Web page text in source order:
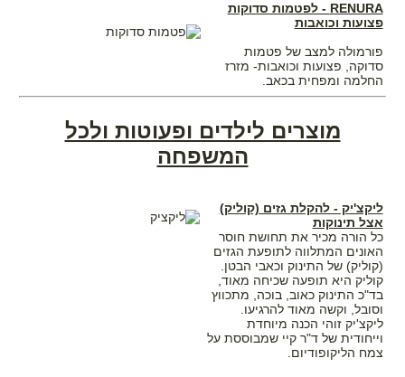
RENURA - לפטמות סדוקות
פצועות וכואבות
פורמולה למצב של פטמות
סדוקה, פצועות וכואבות- מזרז
החלמה ומפחית בכאב.
מוצרים לילדים ופעוטות ולכל
המשפחה
ליקצ'יק - להקלת גזים (קוליק)
אצל תינוקות
כל הורה מכיר את תחושת חוסר
האונים המתלווה לתופעת הגזים
(קוליק) של התינוק וכאבי הבטן.
קוליק היא תופעה שכיחה מאוד,
בד"כ התינוק כאוב, בוכה, מתכווץ
וסובל, וקשה מאוד להרגיעו.
ליקצ'יק זוהי הכנה מיוחדת
וייחודית של ד"ר קיי שמבוססת על
צמח הליקופודיום.